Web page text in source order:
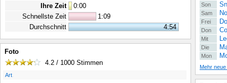
Ihre Zeit
0:00
Schnellste Zeit
1:09
Durchschnitt
4:54
Foto
4.2 / 1000 Stimmen
Art
Son
Sam
Frei
Don
Mit
Die
Mon
Mehr